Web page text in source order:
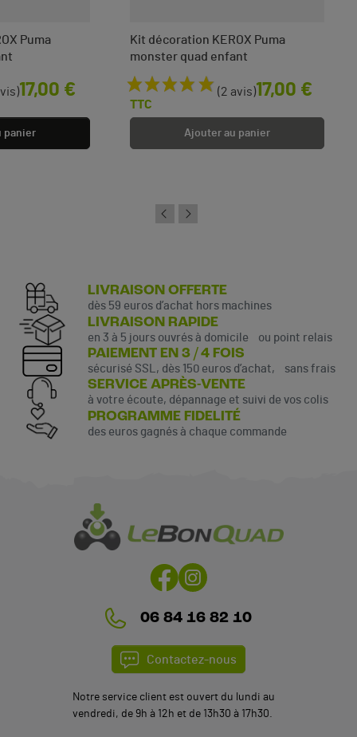
Puma
17,00 €
panier
Kit décoration KEROX Puma
monster quad enfant
(2 avis)
Prix 17,00 €
TTC
Ajouter au panier
LIVRAISON OFFERTE
dès 59 euros d’achat hors machines
LIVRAISON RAPIDE
en 3 à 5 jours ouvrés à domicile ou point relais
PAIEMENT EN 3 / 4 FOIS
sécurisé SSL, dès 150 euros d’achat, sans frais
SERVICE APRÈS-VENTE
à votre écoute, dépannage et suivi de vos colis
PROGRAMME FIDELITÉ
des euros gagnés à chaque commande
06 84 16 82 10
Contactez-nous
Notre service client est ouvert du lundi au
vendredi, de 9h à 12h et de 13h30 à 17h30.